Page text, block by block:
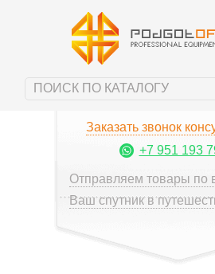
Заказать звонок
+7 951 193
Отправляем товары по
Ваш спутник в